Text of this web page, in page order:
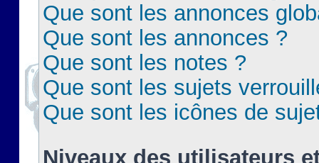
Que sont les annonces
Que sont les annonces ?
Que sont les notes ?
Que sont les sujets
Que sont les icônes de
Niveaux des utilisateurs